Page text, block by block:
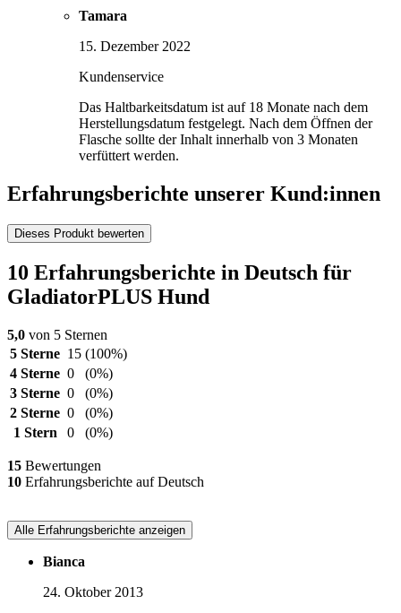
Tamara
15. Dezember 2022
Kundenservice
Das Haltbarkeitsdatum ist auf 18 Monate nach dem
Herstellungsdatum festgelegt. Nach dem Öffnen der
Flasche sollte der Inhalt innerhalb von 3 Monaten
verfüttert werden.
Erfahrungsberichte unserer Kund:innen
Dieses Produkt bewerten
10 Erfahrungsberichte in Deutsch für
GladiatorPLUS Hund
5,0 von 5 Sternen
5 Sterne 15 (100%)
4 Sterne 0
(0%)
3 Sterne 0
(0%)
2 Sterne 0
(0%)
1 Stern
0 (0%)
15 Bewertungen
10 Erfahrungsberichte auf Deutsch
Alle Erfahrungsberichte anzeigen
Bianca
24. Oktober 2013